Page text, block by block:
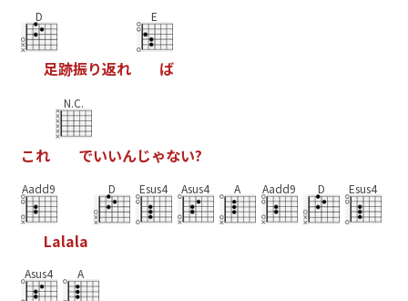
D
足跡振り返れ
E
ば
これ
N.C.
でいいんじゃない?
Aadd9
Lalala
D Esus4 Asus4 A Aadd9 D Esus4
Asus4 A